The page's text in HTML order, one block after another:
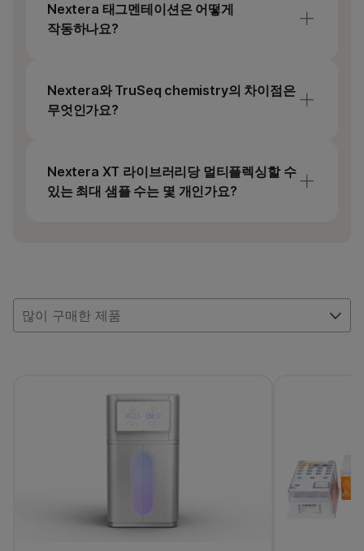
D
표준 표준화:
Illumina DNA/RNA UD Indexes Set A, B, C
Nextera 태그멘테이션은 어떻게
작동하나요?
사용하여 모든 Illumina 시퀀싱 플랫폼의 유전체
DNA로부터 시퀀싱 준비가 된 라이브러리를
DNA를 동시에 절편화하고 태그합니다.
Nextera와 TruSeq chemistry의 차이점은
무엇인가요?
절편화를 사용하여 트랜스포존이 어댑터로
DNA를 절단하고 태그하는 반면, TruSeq
Nextera XT 라이브러리당 멀티플렉싱할 수
있는 최대 샘플 수는 몇 개인가요?
많이 구매한 제품